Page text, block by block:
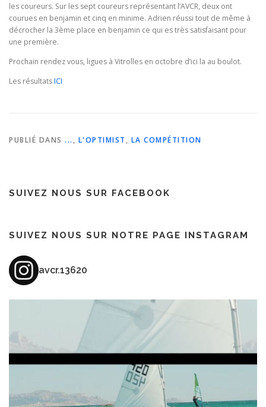
PLANNING DES COURS REVUES DE PRESSE
les coureurs. Sur les sept coureurs représentant l’AVCR, deux ont
courues en benjamin et cinq en minime. Adrien réussi tout de même à
décrocher la 3ème place en benjamin ce qui es très satisfaisant pour
une première.
Prochain rendez vous, ligues à Vitrolles en octobre d’ici la au boulot.
Les résultatsICI
PUBLIÉ DANS ... , L'OPTIMIST , LA COMPÉTITION
SUIVEZ NOUS SUR FACEBOOK
SUIVEZ NOUS SUR NOTRE PAGE INSTAGRAM
avcr.13620